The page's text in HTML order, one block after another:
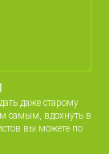
даже старому
самым, вдохнуть в
вы можете по